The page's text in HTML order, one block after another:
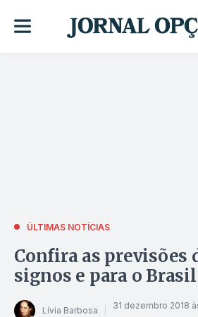
ÚLTIMAS NOTÍCIAS
Confira as previsões
signos e para o Brasil
Lívia Barbosa 31 dezembro 2018